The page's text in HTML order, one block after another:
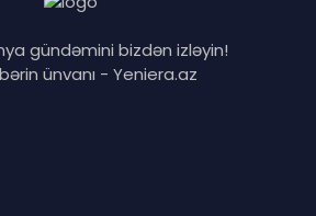
gündəmini bizdən izləyin!
ünvanı - Yeniera.az